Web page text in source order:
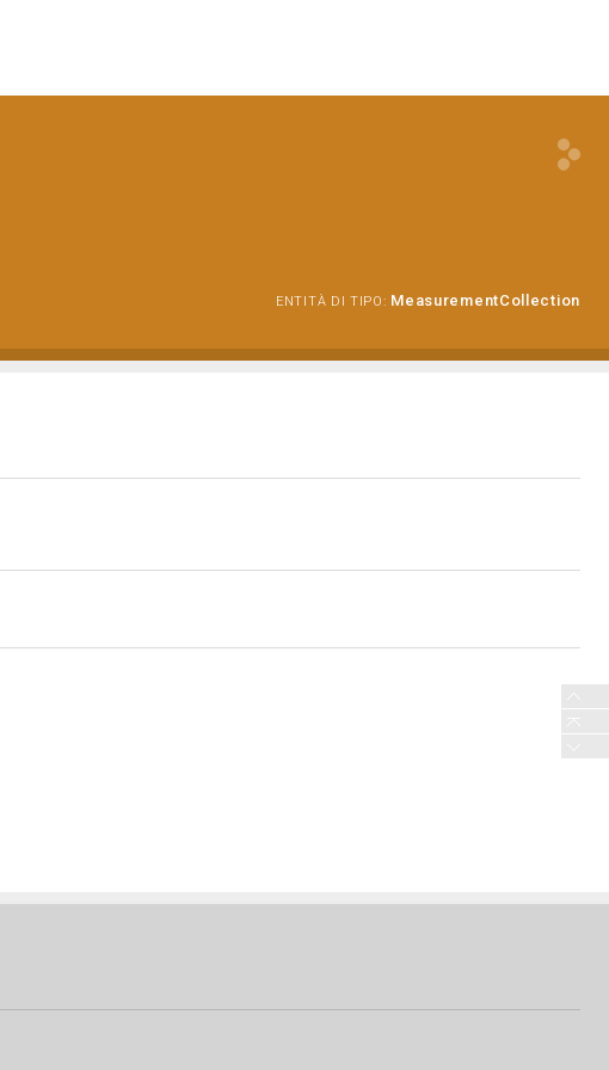
ENTITÀ DI TIPO: MeasurementCollection